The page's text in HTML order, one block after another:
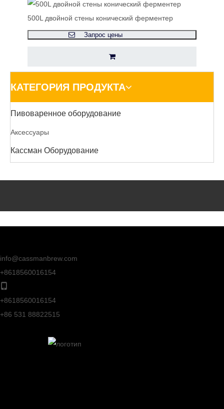
500L двойной стены конический ферментер
Запрос цены
КАТЕГОРИЯ ПРОДУКТА
Пивоваренное оборудование
Аксессуары
Кассман Оборудование
info@cassmanbrew.com
+8618560016154
+8618560016154
+86 531 88822515